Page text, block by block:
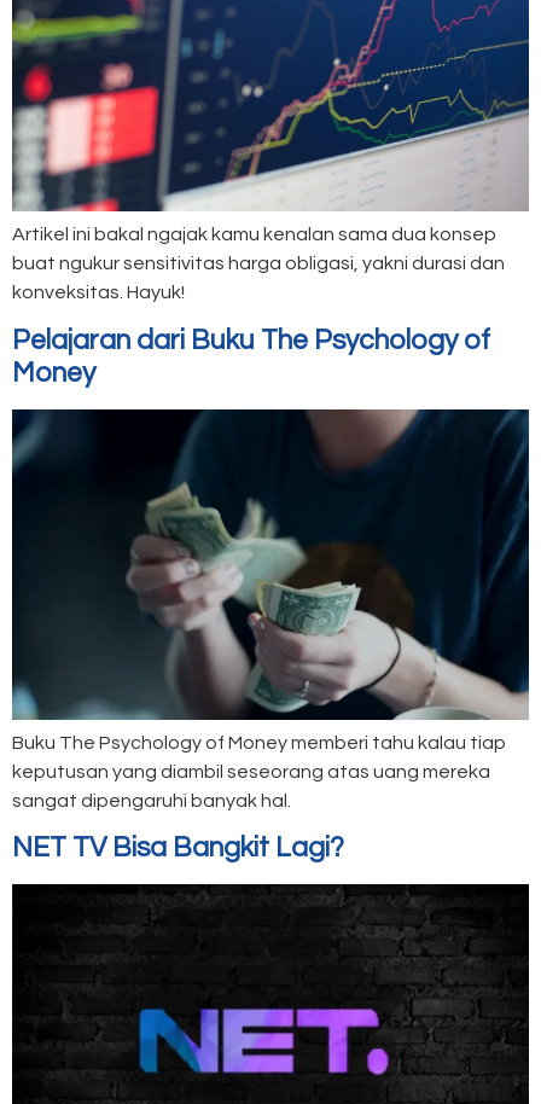
Artikel ini bakal ngajak kamu kenalan sama dua konsep
buat ngukur sensitivitas harga obligasi, yakni durasi dan
konveksitas. Hayuk!
Pelajaran dari Buku The Psychology of
Money
Buku The Psychology of Money memberi tahu kalau tiap
keputusan yang diambil seseorang atas uang mereka
sangat dipengaruhi banyak hal.
NET TV Bisa Bangkit Lagi?